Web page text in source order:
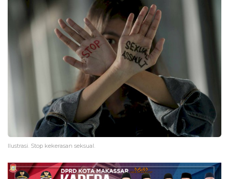
Ilustrasi. Stop kekerasan seksual.